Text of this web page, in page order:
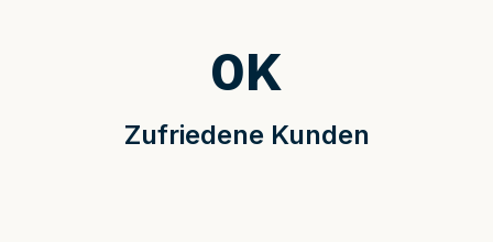
Zufriedene Kunden
0K